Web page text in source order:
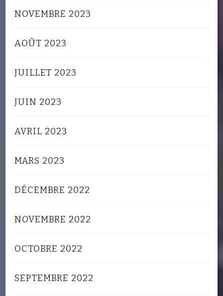
NOVEMBRE 2023
AOÛT 2023
JUILLET 2023
JUIN 2023
AVRIL 2023
MARS 2023
DÉCEMBRE 2022
NOVEMBRE 2022
OCTOBRE 2022
SEPTEMBRE 2022